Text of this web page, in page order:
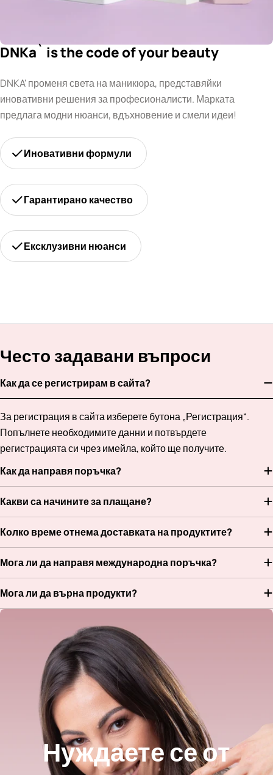
DNKa` is the code of your beauty
DNKA' променя света на маникюра, представяйки
иновативни решения за професионалисти. Марката
предлага модни нюанси, вдъхновение и смели идеи!
Иновативни формули
Гарантирано качество
Ексклузивни нюанси
Нуждаете се от
Често задавани въпроси
Как да се регистрирам в сайта?
За регистрация в сайта изберете бутона „Регистрация“.
Попълнете необходимите данни и потвърдете
регистрацията си чрез имейла, който ще получите.
Как да направя поръчка?
Какви са начините за плащане?
Колко време отнема доставката на продуктите?
Мога ли да направя международна поръчка?
Мога ли да върна продукти?